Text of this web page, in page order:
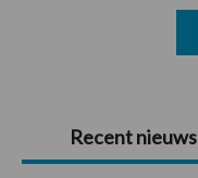
Primaire
Sidebar
Recent nieuws